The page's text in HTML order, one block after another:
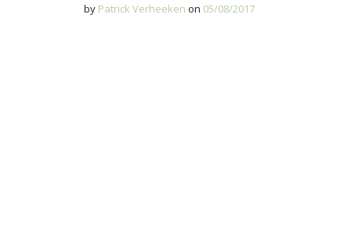
by Patrick Verheeken on 05/08/2017